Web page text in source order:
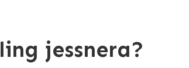
jessnera?